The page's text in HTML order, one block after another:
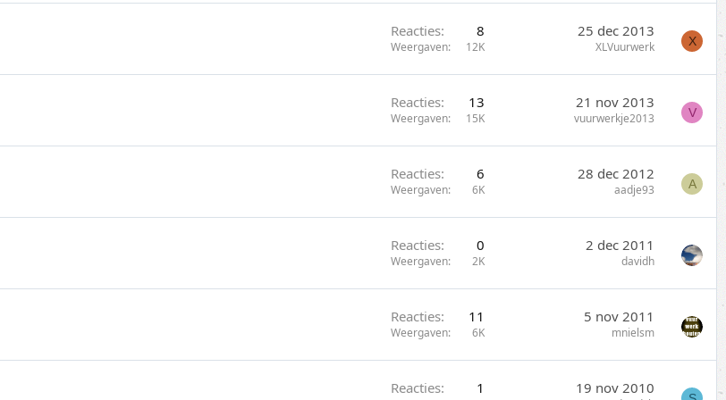
Reacties 8
Weergaven 12K
25 dec 2013
XLVuurwerk X
Reacties 13
Weergaven 15K
21 nov 2013
vuurwerkje2013 V
Reacties 6
Weergaven 6K
28 dec 2012
aadje93 A
Reacties 0
Weergaven 2K
2 dec 2011
davidh
Reacties 11
Weergaven 6K
5 nov 2011
mnielsm
Reacties 1 19 nov 2010